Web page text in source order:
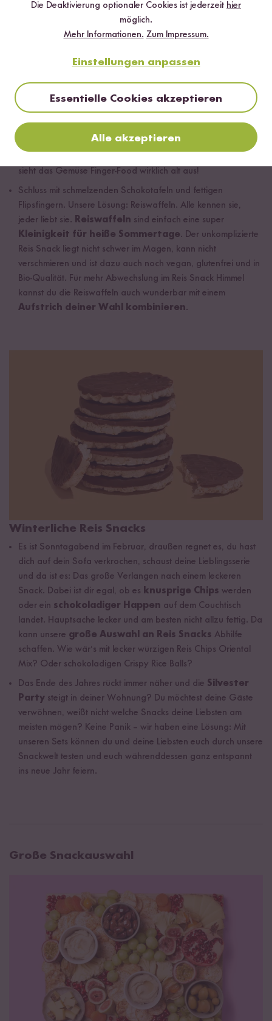
Sommerliche Reis Snacks
nicht schon wieder die langweiligen Karottenstifte und
Gurkenscheiben mitbringen? Mit unseren dreiReis Chips
Sorten lässt du jedesPicknick Herz höherschlagen
. Von
fein gesalzen über pfeffrig pikant bis aromatisch mediterran –
der perfekte Snack to go! Bei unseren Reis Chips ist für jeden
Geschmack etwas dabei. Das Beste: Du kannst die Chips ideal
sieht das Gemüse Finger-Food wirklich alt aus!
Schluss mit schmelzenden Schokotafeln und fettigen
Flipsfingern. Unsere Lösung: Reiswaffeln. Alle kennen sie,
jeder liebt sie. Reiswaffeln sind einfach eine super
Kleinigkeit für heiße Sommertage. Der unkomplizierte
Reis Snack liegt nicht schwer im Magen, kann nicht
verschmieren und ist dazu auch noch vegan, glutenfrei und in
Bio-Qualität. Für mehr Abwechslung im Reis Snack Himmel
kannst du die Reiswaffeln auch wunderbar mit einem
Aufstrich deiner Wahl kombinieren.
Winterliche Reis Snacks
Es ist Sonntagabend im Februar, draußen regnet es, du hast
dich auf dein Sofa verkrochen, schaust deine Lieblingsserie
und da ist es: Das große Verlangen nach einem leckeren
Snack. Dabei ist dir egal, ob es knusprige Chips werden
oder ein schokoladiger Happen auf dem Couchtisch
landet. Hauptsache lecker und am besten nicht allzu fettig. Da
kann unsere große Auswahl an Reis Snacks Abhilfe
schaffen. Wie wär‘s mit lecker würzigen Reis Chips Oriental
Mix? Oder schokoladigen Crispy Rice Balls?
Das Ende des Jahres rückt immer näher und die Silvester
Party steigt in deiner Wohnung? Du möchtest deine Gäste
verwöhnen, weißt nicht welche Snacks deine Liebsten am
meisten mögen? Keine Panik – wir haben eine Lösung: Mit
unseren Sets können du und deine Liebsten euch durch unsere
Snackwelt testen und euch währenddessen ganz entspannt
ins neue Jahr feiern.
Große Snackauswahl
Die Deaktivierung optionaler Cookies ist jederzeit hier
möglich.
Mehr Informationen. Zum Impressum.
Einstellungen anpassen
Essentielle Cookies akzeptieren
Alle akzeptieren